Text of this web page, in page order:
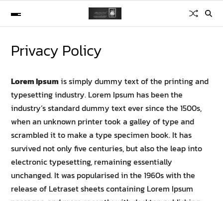
Privacy Policy
Lorem Ipsumis simply dummy text of the printing and
typesetting industry. Lorem Ipsum has been the
industry’s standard dummy text ever since the 1500s,
when an unknown printer took a galley of type and
scrambled it to make a type specimen book. It has
survived not only five centuries, but also the leap into
electronic typesetting, remaining essentially
unchanged. It was popularised in the 1960s with the
release of Letraset sheets containing Lorem Ipsum